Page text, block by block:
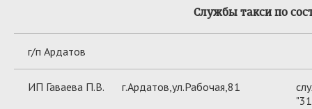
Службы такси по
г/п Ардатов
ИП Гаваева П.В. г.Ардатов,ул.Рабочая,81